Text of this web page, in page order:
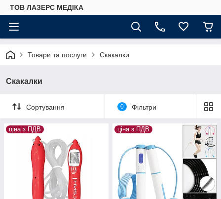
ТОВ ЛАЗЕРС МЕДІКА
Товари та послуги Скакалки
Скакалки
Сортування 0 Фільтри
ціна з ПДВ ціна з ПДВ